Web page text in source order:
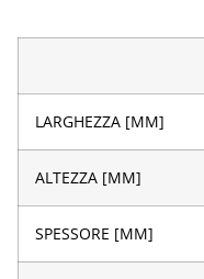
LARGHEZZA [MM]
ALTEZZA [MM]
SPESSORE [MM]